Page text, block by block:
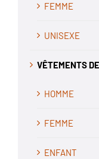
FEMME
UNISEXE
VÊTEMENTS
HOMME
FEMME
ENFANT